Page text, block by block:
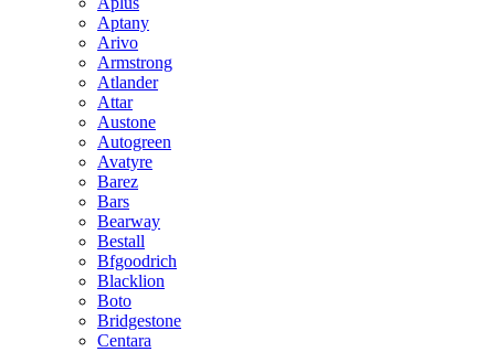
Aptany
Arivo
Armstrong
Atlander
Attar
Austone
Autogreen
Avatyre
Barez
Bars
Bearway
Bestall
Bfgoodrich
Blacklion
Boto
Bridgestone
Centara